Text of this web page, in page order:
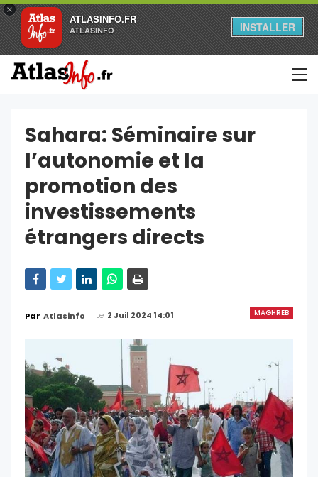
×
ATLASINFO.FR
ATLASINFO INSTALLER
Sahara: Séminaire sur
l’autonomie et la
promotion des
investissements
étrangers directs
MAGHREB
Par Atlasinfo Le 2 Juil 2024 14:01